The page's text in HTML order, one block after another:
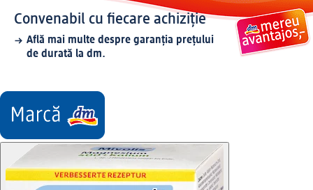
Convenabil cu fiecare achiziție
Află mai multe despre garanția prețului
de durată la dm.